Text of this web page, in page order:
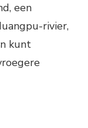
een
rivier,
kunt